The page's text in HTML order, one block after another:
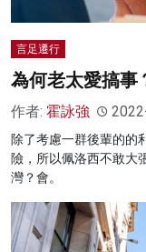
言足遷行
為何老太愛搞事
作者: 霍詠強
除了考慮一群後輩的的
險，所以佩洛西不敢大
灣？會。